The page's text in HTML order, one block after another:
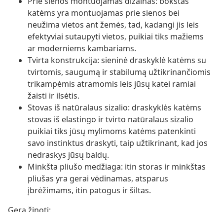
katėms yra montuojamas prie sienos bei
neužima vietos ant žemės, tad, kadangi jis leis
efektyviai sutaupyti vietos, puikiai tiks mažiems
ar moderniems kambariams.
Tvirta konstrukcija: sieninė draskyklė katėms su
tvirtomis, saugumą ir stabilumą užtikrinančiomis
trikampėmis atramomis leis jūsų katei ramiai
žaisti ir ilsėtis.
Stovas iš natūralaus sizalio: draskyklės katėms
stovas iš elastingo ir tvirto natūralaus sizalio
puikiai tiks jūsų mylimoms katėms patenkinti
savo instinktus draskyti, taip užtikrinant, kad jos
nedraskys jūsų baldų.
Minkšta pliušo medžiaga: itin storas ir minkštas
pliušas yra gerai vėdinamas, atsparus
įbrėžimams, itin patogus ir šiltas.